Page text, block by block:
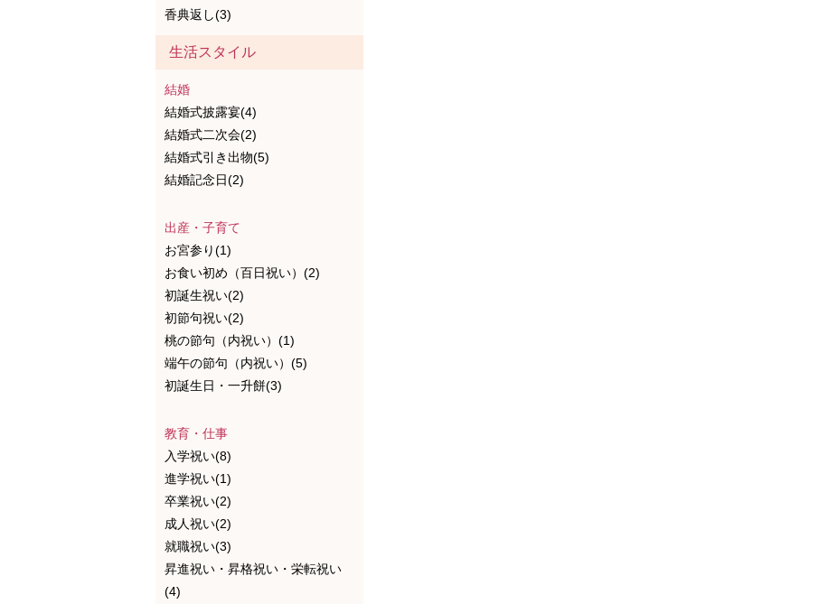
香典返し(3)
生活スタイル
結婚
結婚式披露宴(4)
結婚式二次会(2)
結婚式引き出物(5)
結婚記念日(2)
出産・子育て
お宮参り(1)
お食い初め（百日祝い）(2)
初誕生祝い(2)
初節句祝い(2)
桃の節句（内祝い）(1)
端午の節句（内祝い）(5)
初誕生日・一升餅(3)
教育・仕事
入学祝い(8)
進学祝い(1)
卒業祝い(2)
成人祝い(2)
就職祝い(3)
昇進祝い・昇格祝い・栄転祝い
(4)